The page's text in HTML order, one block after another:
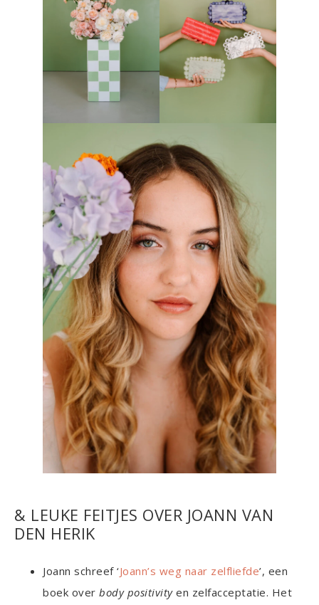
& LEUKE FEITJES OVER JOANN VAN
DEN HERIK
Joann schreef ‘Joann’s weg naar zelfliefde’, een
boek over body positivity en zelfacceptatie. Het